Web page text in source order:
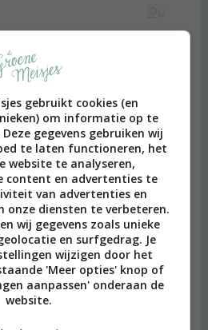
gebruikt cookies (en
om informatie op te
gegevens gebruiken wij
te laten functioneren, het
website te analyseren,
content en advertenties te
van advertenties en
onze diensten te verbeteren.
wij gegevens zoals unieke
en surfgedrag. Je
wijzigen door het
'Meer opties' knop of
aanpassen' onderaan de
website.